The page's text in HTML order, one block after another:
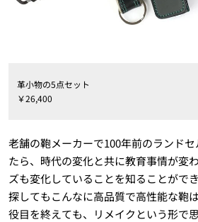
革小物の5点セット
￥26,400
老舗の鞄メーカーで100年前のランド
たら、時代の変化と共に教育事情が変
ズも変化していることを知ることがで
探してもこんなに高品質で高性能な鞄
役目を終えても、リメイクという形で